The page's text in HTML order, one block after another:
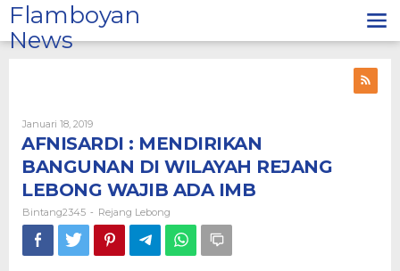
Lewati
ke
konten
Flamboyan
News
Januari 18, 2019Oleh
Bintang2345
AFNISARDI : MENDIRIKAN
BANGUNAN DI WILAYAH REJANG
LEBONG WAJIB ADA IMB
Bintang2345 - Rejang Lebong